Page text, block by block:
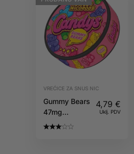
VREĆICE ZA SNUS NIC
Gummy Bears
47mg
CANDYS
4,79€
Uklj. PDV